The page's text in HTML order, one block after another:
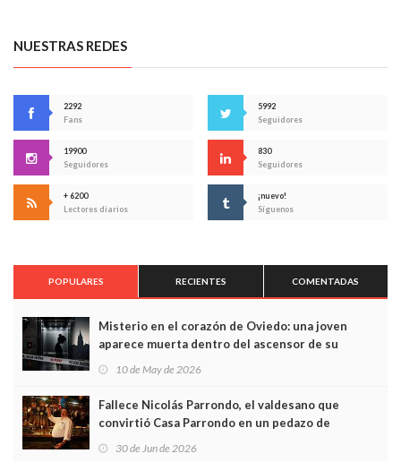
NUESTRAS REDES
2292
Fans
5992
Seguidores
19900
Seguidores
830
Seguidores
+ 6200
Lectores diarios
¡nuevo!
Síguenos
POPULARES RECIENTES COMENTADAS
Misterio en el corazón de Oviedo: una joven
aparece muerta dentro del ascensor de su
edificio y las cámaras captan sus últimos minutos
10 de May de 2026
Fallece Nicolás Parrondo, el valdesano que
convirtió Casa Parrondo en un pedazo de
Asturias en Madrid
30 de Jun de 2026